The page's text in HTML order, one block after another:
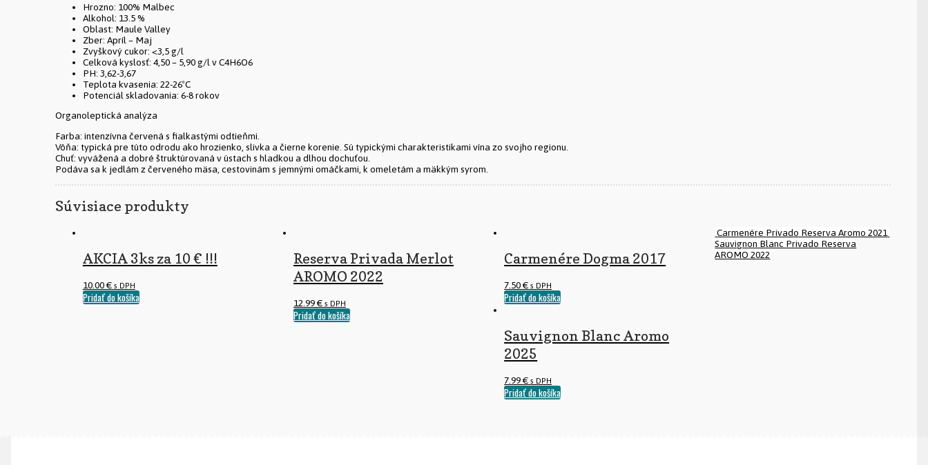
Hrozno: 100% Malbec
Alkohol: 13.5 %
Oblast: Maule Valley
Zber: Apríl – Maj
Zvyškový cukor: <3,5 g/l
Celková kyslosť: 4,50 – 5,90 g/l v C4H6O6
PH: 3,62-3,67
Teplota kvasenia: 22-26ºC
Potenciál skladovania: 6-8 rokov
Organoleptická analýza
Farba: intenzívna červená s fialkastými odtieňmi.
Vôňa: typická pre túto odrodu ako hrozienko, slivka a čierne korenie. Sú typickými charakteristikami vína zo svojho regionu.
Chuť: vyvážená a dobré štruktúrovaná v ústach s hladkou a dlhou dochuťou.
Podáva sa k jedlám z červeného mäsa, cestovinám s jemnými omáčkami, k omeletám a mäkkým syrom.
Súvisiace produkty
AKCIA 3ks za 10 € !!!
10.00€ s DPH
Pridať do košíka
Reserva Privada Merlot
AROMO 2022
12.99€ s DPH
Pridať do košíka
Carmenére Dogma 2017
7.50€ s DPH
Pridať do košíka
Sauvignon Blanc Aromo
2025
7.99€ s DPH
Pridať do košíka
Carmenére Privado Reserva Aromo 2021
Sauvignon Blanc Privado Reserva
AROMO 2022